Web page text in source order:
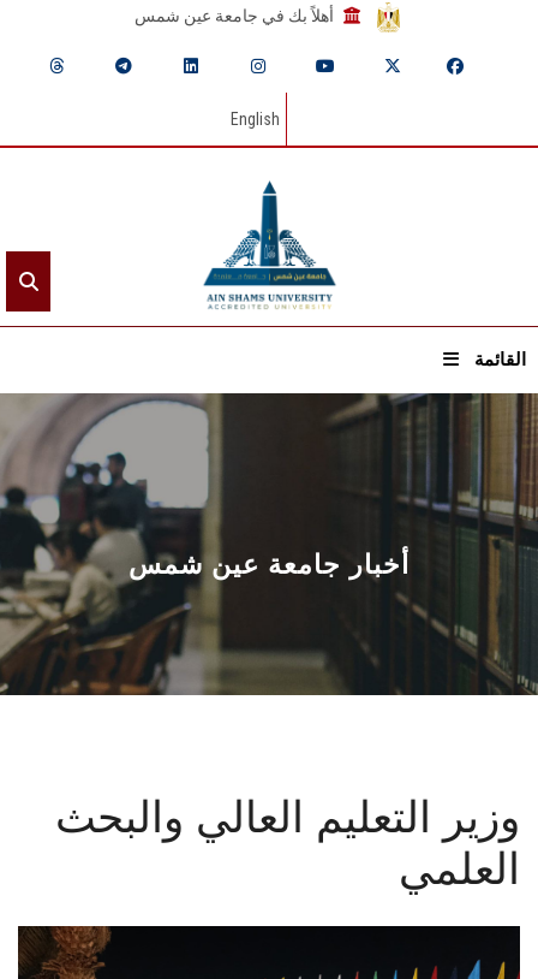
أهلاً بك في جامعة عين شمس
English
القائمة
الرئيسيـة
عن الجامعة
القطاعـات
الشئون الأكاديمية
البحث العلمي
المراكز والوحدات
الإعلام
أخبار جامعة عين شمس
وزير التعليم العالي والبحث
العلمي